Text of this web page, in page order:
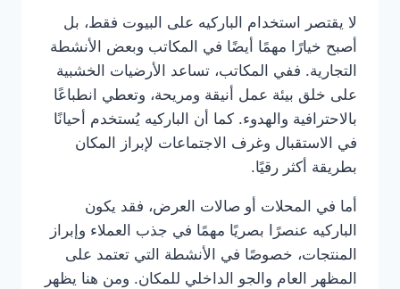
لا يقتصر استخدام الباركيه على البيوت فقط، بل
أصبح خيارًا مهمًا أيضًا في المكاتب وبعض الأنشطة
التجارية. ففي المكاتب، تساعد الأرضيات الخشبية
على خلق بيئة عمل أنيقة ومريحة، وتعطي انطباعًا
بالاحترافية والهدوء. كما أن الباركيه يُستخدم أحيانًا
في الاستقبال وغرف الاجتماعات لإبراز المكان
بطريقة أكثر رقيًا.
أما في المحلات أو صالات العرض، فقد يكون
الباركيه عنصرًا بصريًا مهمًا في جذب العملاء وإبراز
المنتجات، خصوصًا في الأنشطة التي تعتمد على
المظهر العام والجو الداخلي للمكان. ومن هنا يظهر